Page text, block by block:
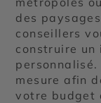
des
conseillers
construire
mesure afin
votre budget